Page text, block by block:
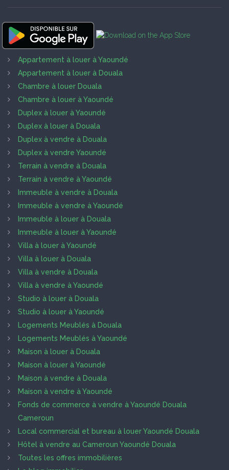
Appartement à louer à Yaoundé
Appartement à louer à Douala
Chambre à louer Douala
Chambre à louer à Yaoundé
Duplex à louer à Yaoundé
Duplex à louer à Douala
Duplex à vendre à Douala
Duplex à vendre Yaoundé
Terrain à vendre à Douala
Terrain à vendre à Yaoundé
Immeuble à vendre à Douala
Immeuble à vendre à Yaoundé
Immeuble à louer à Douala
Immeuble à louer à Yaoundé
Villa à louer à Yaoundé
Villa à louer à Douala
Villa à vendre à Douala
Villa à vendre à Yaoundé
Studio à louer à Douala
Studio à louer à Yaoundé
Logements Meublés à Douala
Logements Meublés à Yaoundé
Maison à louer à Douala
Maison à louer à Yaoundé
Maison à vendre à Douala
Maison à vendre à Yaoundé
Fonds de commerce à vendre à Yaoundé Douala
Cameroun
Local commercial et bureau à louer Yaoundé Douala
Hôtel à vendre au Cameroun Yaoundé Douala
Toutes les offres immobilières